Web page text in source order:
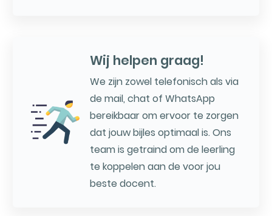
Wij helpen graag!
We zijn zowel telefonisch als via
de mail, chat of WhatsApp
bereikbaar om ervoor te zorgen
dat jouw bijles optimaal is. Ons
team is getraind om de leerling
te koppelen aan de voor jou
beste docent.